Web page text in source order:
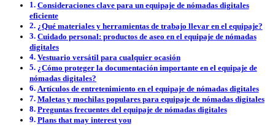
Consideraciones clave para un equipaje de nómadas digitales
eficiente
¿Qué materiales y herramientas de trabajo llevar en el equipaje?
Cuidado personal: productos de aseo en el equipaje de nómadas
digitales
Vestuario versátil para cualquier ocasión
¿Cómo proteger la documentación importante en el equipaje de
nómadas digitales?
Artículos de entretenimiento en el equipaje de nómadas digitales
Maletas y mochilas populares para equipaje de nómadas digitales
Preguntas frecuentes del equipaje de nómadas digitales
Plans that may interest you